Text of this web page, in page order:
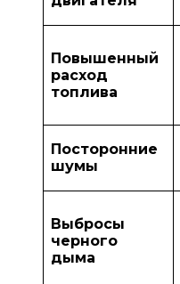
Повышенный
расход
топлива
Посторонние
шумы
Выбросы
черного
дыма